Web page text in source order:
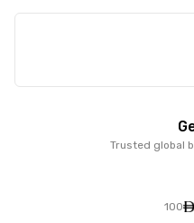
Trusted global
100